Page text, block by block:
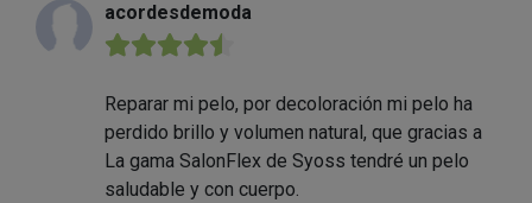
acordesdemoda
★★★★★
Reparar mi pelo, por decoloración mi pelo ha
perdido brillo y volumen natural, que gracias a
La gama SalonFlex de Syoss tendré un pelo
saludable y con cuerpo.